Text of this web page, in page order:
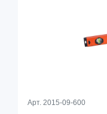
Арт. 2015-09-600